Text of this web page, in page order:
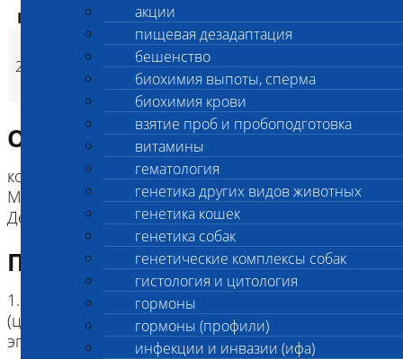
акции
пищевая дезадаптация
бешенство
биохимия выпоты, сперма
биохимия крови
взятие проб и пробоподготовка
витамины
гематология
генетика других видов животных
генетика кошек
генетика собак
генетические комплексы собак
гистология и цитология
гормоны
гормоны (профили)
инфекции и инвазии (ифа)
Код Наименование услуг Цена, руб.
2929
Генетический
комплекс для
Английский бульдог
6 300p (Время
Описание исследования
коды исследований : 2851 Гиперурикозурия, 2888
Мультифокальная ретинопатия, 2848
Дегенеративная миелопатия
Подготовка к исследованию
1. Кровь (2 мл) в пробирке с антикоагулянтом.
(цитрат натрия, К3ЭДТА, К2ЭДТА) , буккальный
эпителий